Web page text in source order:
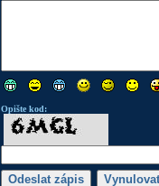
Opište kod: